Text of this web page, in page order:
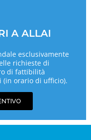
A ALLAI
esclusivamente
richieste di
di fattibilità
orario di ufficio).